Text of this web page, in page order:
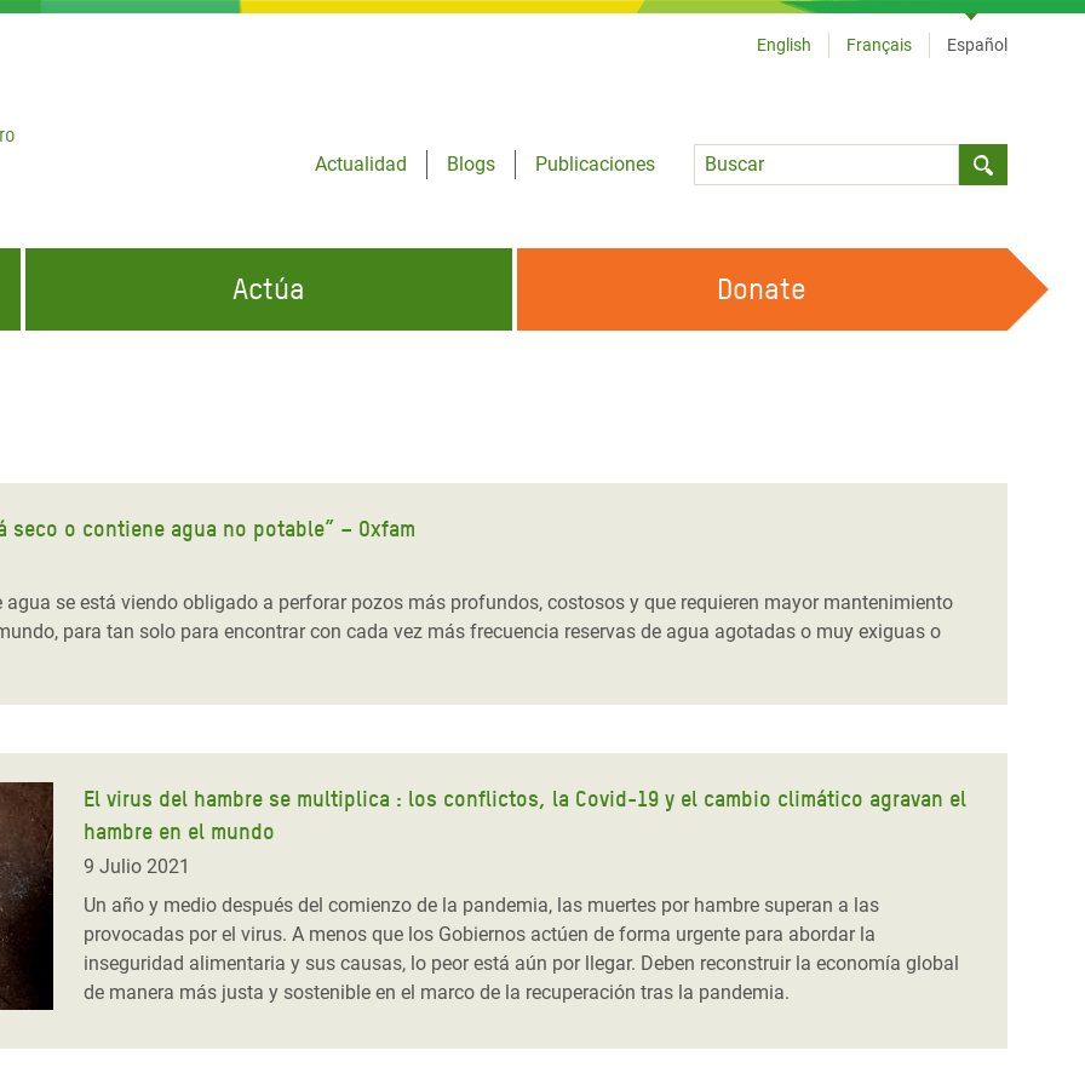
Actualidad
Blogs
Publicaciones
Language
English Français Español
por la Crisis en
Oriental
de Personas Refugiadas
Siria
Yemen
Actúa Donate
seco o contiene agua no potable” – Oxfam
se está viendo obligado a perforar pozos más profundos, costosos y que requieren mayor mantenimiento
para tan solo para encontrar con cada vez más frecuencia reservas de agua agotadas o muy exiguas o
El virus del hambre se multiplica : los conflictos, la Covid-19 y el cambio climático agravan el
hambre en el mundo
9 Julio 2021
Un año y medio después del comienzo de la pandemia, las muertes por hambre superan a las
provocadas por el virus. A menos que los Gobiernos actúen de forma urgente para abordar la
inseguridad alimentaria y sus causas, lo peor está aún por llegar. Deben reconstruir la economía global
de manera más justa y sostenible en el marco de la recuperación tras la pandemia.